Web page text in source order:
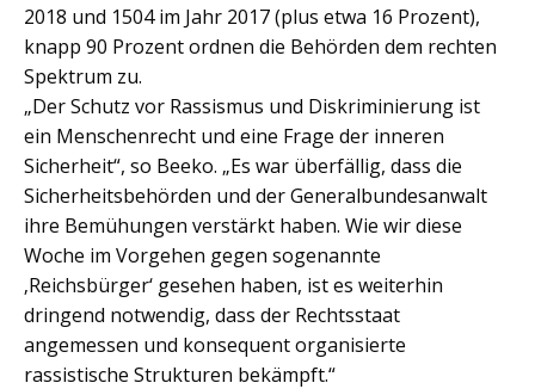
2018 und 1504 im Jahr 2017 (plus etwa 16 Prozent),
knapp 90 Prozent ordnen die Behörden dem rechten
Spektrum zu.
„Der Schutz vor Rassismus und Diskriminierung ist
ein Menschenrecht und eine Frage der inneren
Sicherheit“, so Beeko. „Es war überfällig, dass die
Sicherheitsbehörden und der Generalbundesanwalt
ihre Bemühungen verstärkt haben. Wie wir diese
Woche im Vorgehen gegen sogenannte
‚Reichsbürger‘ gesehen haben, ist es weiterhin
dringend notwendig, dass der Rechtsstaat
angemessen und konsequent organisierte
rassistische Strukturen bekämpft.“